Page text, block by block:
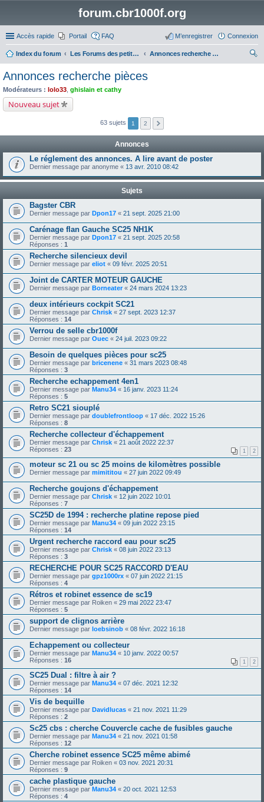
forum.cbr1000f.org
Accès rapide Portail FAQ Connexion
M’enregistrer
Index du forum Les Forums des petites annonces
Annonces recherche pièces
Annonces recherche pièces
Modérateurs : lolo33 ghislain et cathy
Nouveau sujet
63 sujets 1 2
Annonces
Le réglement des annonces. A lire avant de poster
Dernier message par anonyme « 13 avr. 2010 08:42
Sujets
Bagster CBR
Dernier message par Dpon17 « 21 sept. 2025 21:00
Carénage flan Gauche SC25 NH1K
Dernier message par Dpon17 « 21 sept. 2025 20:58
Réponses : 1
Recherche silencieux devil
Dernier message par eliot « 09 févr. 2025 20:51
Joint de CARTER MOTEUR GAUCHE
Dernier message par Borneater« 24 mars 2024 13:23
deux intérieurs cockpit SC21
Dernier message par Chrisk « 27 sept. 2023 12:37
Réponses : 14
Verrou de selle cbr1000f
Dernier message par Ouec « 24 juil. 2023 09:22
Besoin de quelques pièces pour sc25
Dernier message par bricenene « 31 mars 2023 08:48
Réponses : 3
Recherche echappement 4en1
Dernier message par Manu34 « 16 janv. 2023 11:24
Réponses : 5
Retro SC21 siouplé
Dernier message par doublefrontloop « 17 déc. 2022 15:26
Réponses : 8
Recherche collecteur d'échappement
Dernier message par Chrisk « 21 août 2022 22:37
Réponses : 23 1 2
moteur sc 21 ou sc 25 moins de kilomètres possible
Dernier message par mimititou « 27 juin 2022 09:49
Recherche goujons d'échappement
Dernier message par Chrisk « 12 juin 2022 10:01
Réponses : 7
SC25D de 1994 : recherche platine repose pied
Dernier message par Manu34 « 09 juin 2022 23:15
Réponses : 14
Urgent recherche raccord eau pour sc25
Dernier message par Chrisk « 08 juin 2022 23:13
Réponses : 3
RECHERCHE POUR SC25 RACCORD D'EAU
Dernier message par gpz1000rx « 07 juin 2022 21:15
Réponses : 4
Rétros et robinet essence de sc19
Dernier message par Roiken « 29 mai 2022 23:47
Réponses : 5
support de clignos arrière
Dernier message par loebsinob « 08 févr. 2022 16:18
Echappement ou collecteur
Dernier message par Manu34 « 10 janv. 2022 00:57
Réponses : 16 1 2
SC25 Dual : filtre à air ?
Dernier message par Manu34 « 07 déc. 2021 12:32
Réponses : 14
Vis de bequille
Dernier message par Davidlucas « 21 nov. 2021 11:29
Réponses : 2
Sc25 cbs : cherche Couvercle cache de fusibles gauche
Dernier message par Manu34 « 21 nov. 2021 01:58
Réponses : 12
Cherche robinet essence SC25 même abimé
Dernier message par Roiken « 03 nov. 2021 20:31
Réponses : 9
cache plastique gauche
Dernier message par Manu34 « 20 oct. 2021 12:53
Réponses : 4